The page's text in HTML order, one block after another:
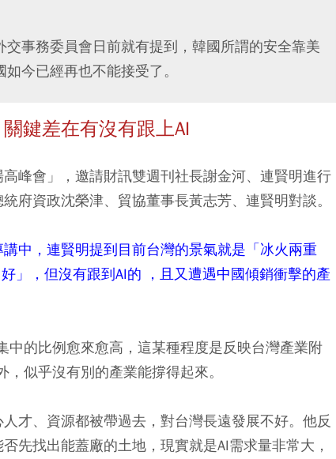
事務委員會日前就有提到，韓國所謂的安全靠美
今已經再也不能接受了。
鍵差在有沒有跟上AI
峰會」，邀請財訊雙週刊社長謝金河、連賢明進行
府資政沈榮津、貿協董事長黃志芳、連賢明對談。
中，連賢明提到目前台灣的景氣就是「冰火兩重
」，但沒有跟到AI的 ，且又遭遇中國傾銷衝擊的產
中的比例愈來愈高，這某種程度是反映台灣產業附
似乎沒有別的產業能撐得起來。
才、資源都被帶過去，對台灣長遠發展不好。他反
先找出能蓋廠的土地，現實就是AI需求量非常大，